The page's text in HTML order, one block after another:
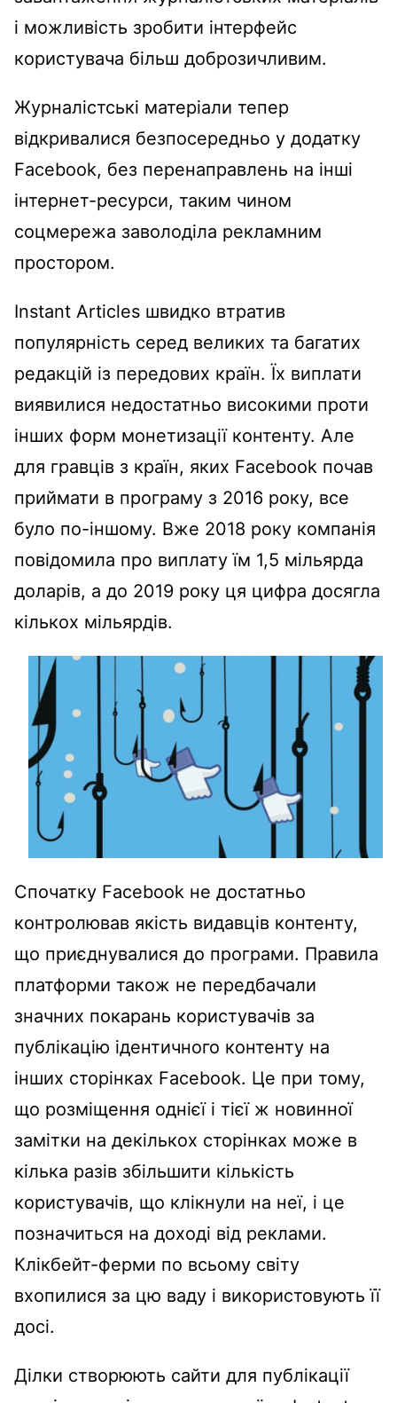
і можливість зробити інтерфейс
користувача більш доброзичливим.
Журналістські матеріали тепер
відкривалися безпосередньо у додатку
Facebook, без перенаправлень на інші
інтернет-ресурси, таким чином
соцмережа заволоділа рекламним
простором.
Instant Articles швидко втратив
популярність серед великих та багатих
редакцій із передових країн. Їх виплати
виявилися недостатньо високими проти
інших форм монетизації контенту. Але
для гравців з країн, яких Facebook почав
приймати в програму з 2016 року, все
було по-іншому. Вже 2018 року компанія
повідомила про виплату їм 1,5 мільярда
доларів, а до 2019 року ця цифра досягла
кількох мільярдів.
Спочатку Facebook не достатньо
контролював якість видавців контенту,
що приєднувалися до програми. Правила
платформи також не передбачали
значних покарань користувачів за
публікацію ідентичного контенту на
інших сторінках Facebook. Це при тому,
що розміщення однієї і тієї ж новинної
замітки на декількох сторінках може в
кілька разів збільшити кількість
користувачів, що клікнули на неї, і це
позначиться на доході від реклами.
Клікбейт-ферми по всьому світу
вхопилися за цю ваду і використовують її
досі.
Ділки створюють сайти для публікації